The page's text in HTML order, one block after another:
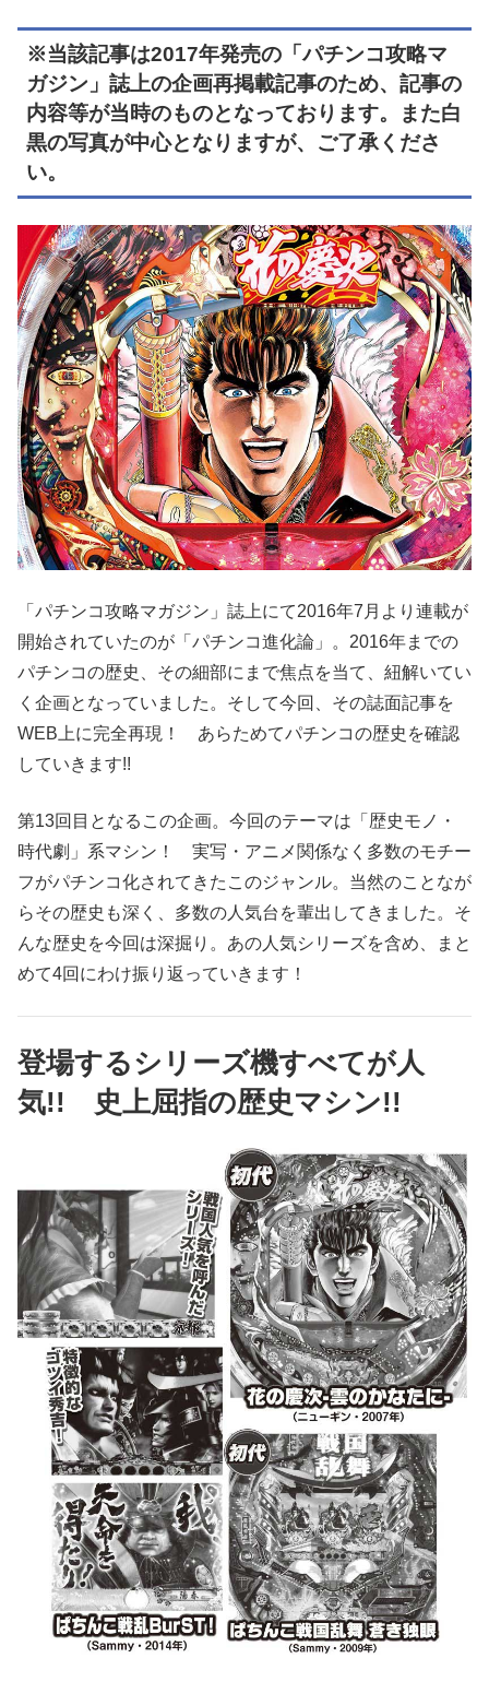
※当該記事は2017年発売の「パチンコ攻略マ
ガジン」誌上の企画再掲載記事のため、記事の
内容等が当時のものとなっております。また白
黒の写真が中心となりますが、ご了承くださ
い。
「パチンコ攻略マガジン」誌上にて2016年7月より連載が
開始されていたのが「パチンコ進化論」。2016年までの
パチンコの歴史、その細部にまで焦点を当て、紐解いてい
く企画となっていました。そして今回、その誌面記事を
WEB上に完全再現！ あらためてパチンコの歴史を確認
していきます!!
第13回目となるこの企画。今回のテーマは「歴史モノ・
時代劇」系マシン！ 実写・アニメ関係なく多数のモチー
フがパチンコ化されてきたこのジャンル。当然のことなが
らその歴史も深く、多数の人気台を輩出してきました。そ
んな歴史を今回は深掘り。あの人気シリーズを含め、まと
めて4回にわけ振り返っていきます！
登場するシリーズ機すべてが人
気!! 史上屈指の歴史マシン!!